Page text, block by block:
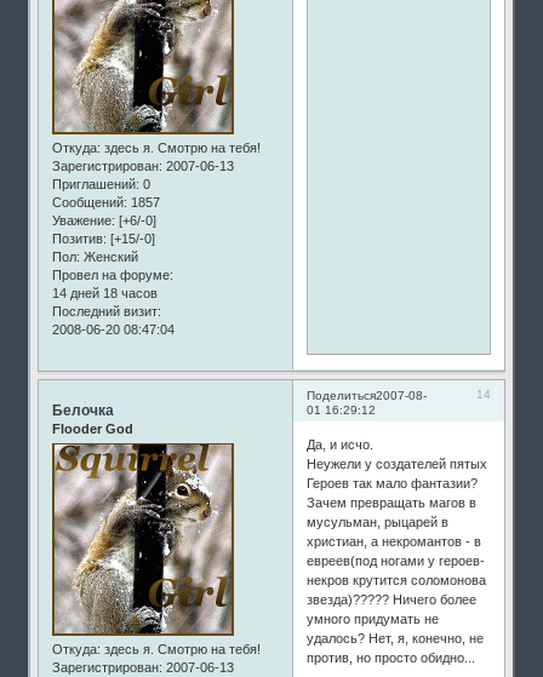
Откуда: здесь я. Смотрю на тебя!
Зарегистрирован: 2007-06-13
Приглашений: 0
Сообщений: 1857
Уважение: [+6/-0]
Позитив: [+15/-0]
Пол: Женский
Провел на форуме:
14 дней 18 часов
Последний визит:
2008-06-20 08:47:04
Поделиться 14
2007-08-
01 16:29:12
Белочка
Flooder God
Откуда: здесь я. Смотрю на тебя!
Зарегистрирован: 2007-06-13
Да, и исчо.
Неужели у создателей пятых
Героев так мало фантазии?
Зачем превращать магов в
мусульман, рыцарей в
христиан, а некромантов - в
евреев(под ногами у героев-
некров крутится соломонова
звезда)????? Ничего более
умного придумать не
удалось? Нет, я, конечно, не
против, но просто обидно...